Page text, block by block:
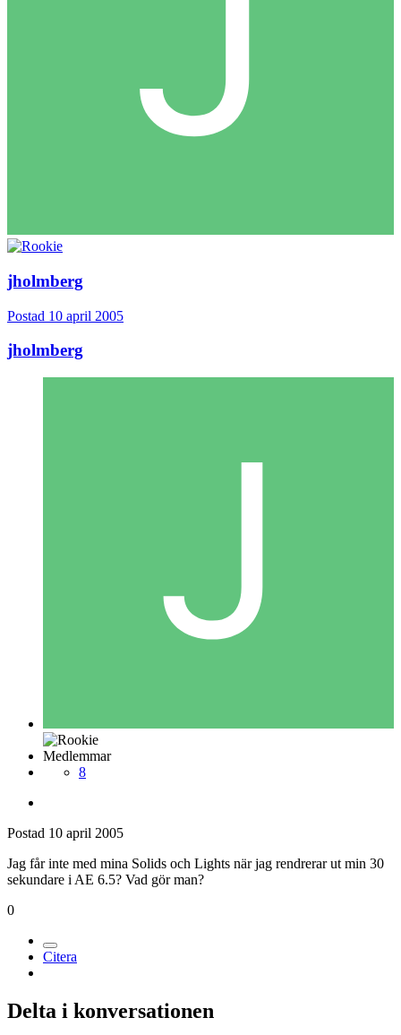
jholmberg
Postad 10 april 2005
jholmberg
Medlemmar
8
Postad 10 april 2005
Jag får inte med mina Solids och Lights när jag rendrerar ut min 30
sekundare i AE 6.5? Vad gör man?
0
Citera
Delta i konversationen